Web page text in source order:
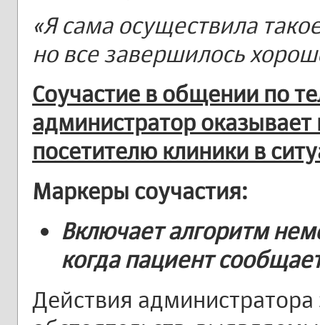
«Я сама осуществила
но все завершилось
Соучастие в общении по
администратор
посетителю клиники в
Маркеры соучастия:
Включает алгоритм
когда пациент
Действия администратора